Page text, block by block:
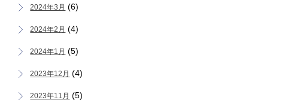
2024年3月 (6)
2024年2月 (4)
2024年1月 (5)
2023年12月 (4)
2023年11月 (5)